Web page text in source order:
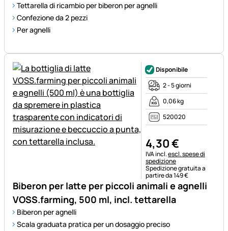
Tettarella di ricambio per biberon per agnelli
Confezione da 2 pezzi
Per agnelli
Biberon per latte per piccoli animali e agnelli
VOSS.farming, 500 ml, incl. tettarella
Biberon per agnelli
Scala graduata pratica per un dosaggio preciso
Disponibile
2 - 5 giorni
0,06 kg
520020
4,30€
Informazioni fiscali:
IVA incl.escl. spese di
spedizione
Spedizione gratuita a
partire da 149 €